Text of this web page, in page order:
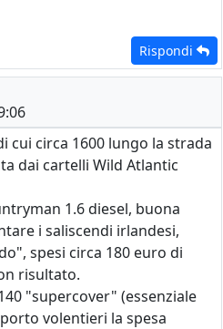
Rispondi
cui circa 1600 lungo la strada
dai cartelli Wild Atlantic
1.6 diesel, buona
i saliscendi irlandesi,
spesi circa 180 euro di
risultato.
"supercover" (essenziale
volentieri la spesa